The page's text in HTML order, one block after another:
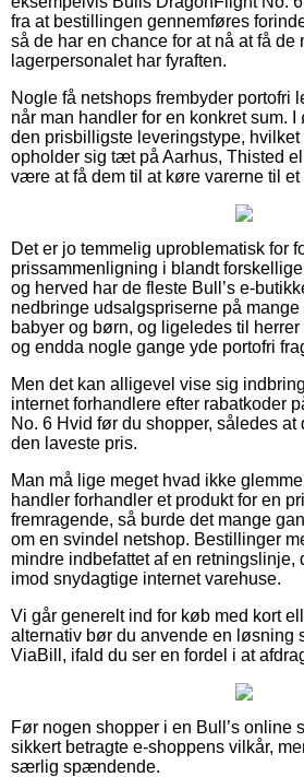
fra at bestillingen gennemføres
så de har en chance for at nå at få de
lagerpersonalet har fyraften.
Nogle få netshops frembyder portofri
når man handler for en konkret sum.
den prisbilligste leveringstype, hvilket
opholder sig tæt på Aarhus, Thisted
være at få dem til at køre varerne til
Det er jo temmelig uproblematisk for
prissammenligning i blandt
og herved har de fleste Bull’s e-
nedbringe udsalgspriserne på mange
babyer og børn, og ligeledes til
og endda nogle gange yde portofri
Men det kan alligevel vise sig
internet forhandlere efter rabatkoder
No. 6 Hvid før du shopper, således at
den laveste pris.
Man må lige meget hvad ikke
handler forhandler et produkt for en
fremragende, så burde det mange
om en svindel netshop. Bestillinger
mindre indbefattet af en
imod snydagtige internet varehuse.
Vi går generelt ind for køb med kort
alternativ bør du anvende en løsning
ViaBill, ifald du ser en fordel i at
Før nogen shopper i en Bull’s online
sikkert betragte e-shoppens vilkår,
særlig spændende.